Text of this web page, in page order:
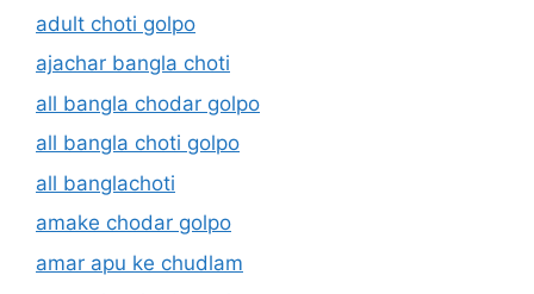
adult choti golpo
ajachar bangla choti
all bangla chodar golpo
all bangla choti golpo
all banglachoti
amake chodar golpo
amar apu ke chudlam